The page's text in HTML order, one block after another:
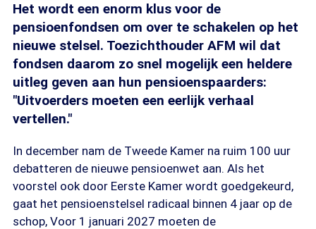
Het wordt een enorm klus voor de
pensioenfondsen om over te schakelen op het
nieuwe stelsel. Toezichthouder AFM wil dat
fondsen daarom zo snel mogelijk een heldere
uitleg geven aan hun pensioenspaarders:
"Uitvoerders moeten een eerlijk verhaal
vertellen."
In december nam de Tweede Kamer na ruim 100 uur
debatteren de nieuwe pensioenwet aan. Als het
voorstel ook door Eerste Kamer wordt goedgekeurd,
gaat het pensioenstelsel radicaal binnen 4 jaar op de
schop, Voor 1 januari 2027 moeten de